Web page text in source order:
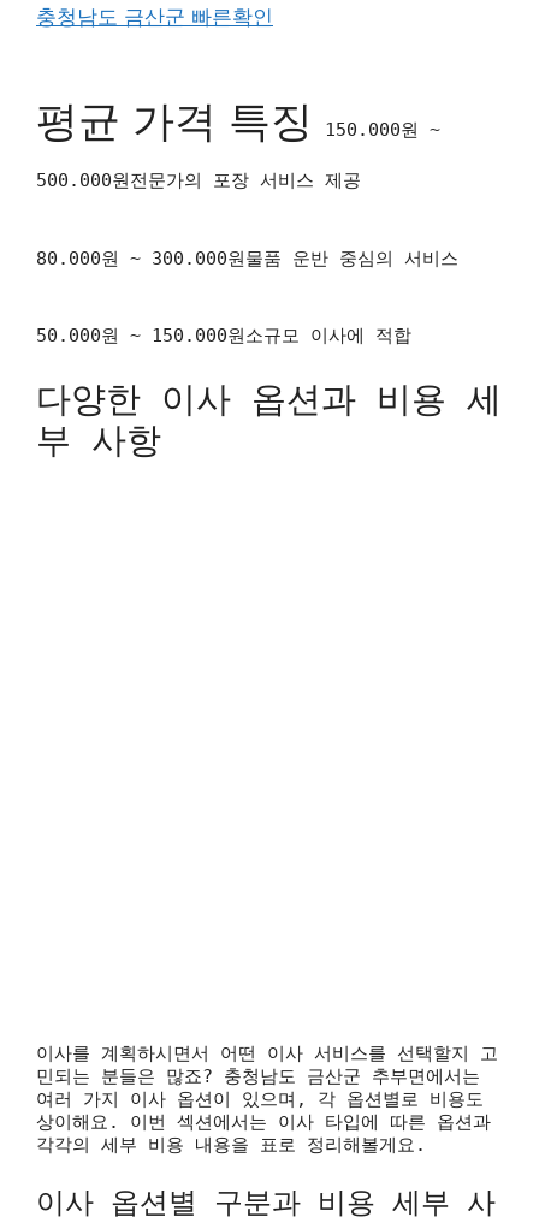
충청남도 금산군 빠른확인
평균 가격 특징 150.000원 ~
500.000원전문가의 포장 서비스 제공
80.000원 ~ 300.000원물품 운반 중심의 서비스
50.000원 ~ 150.000원소규모 이사에 적합
다양한 이사 옵션과 비용 세
부 사항
이사를 계획하시면서 어떤 이사 서비스를 선택할지 고
민되는 분들은 많죠? 충청남도 금산군 추부면에서는
여러 가지 이사 옵션이 있으며, 각 옵션별로 비용도
상이해요. 이번 섹션에서는 이사 타입에 따른 옵션과
각각의 세부 비용 내용을 표로 정리해볼게요.
이사 옵션별 구분과 비용 세부 사